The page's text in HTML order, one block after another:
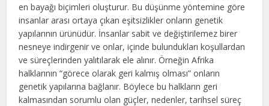
en bayağı biçimleri oluşturur. Bu düşünme yöntemine göre
insanlar arası ortaya çıkan eşitsizlikler onların genetik
yapılarının ürünüdür. İnsanlar sabit ve değiştirilemez birer
nesneye indirgenir ve onlar, içinde bulundukları koşullardan
ve süreçlerinden yalıtılarak ele alınır. Örneğin Afrika
halklarının “görece olarak geri kalmış olması” onların
genetik yapılarına bağlanır. Böylece bu halkların geri
kalmasından sorumlu olan güçler, nedenler, tarihsel süreç